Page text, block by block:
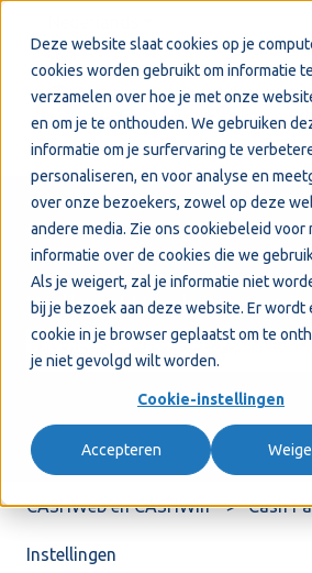
Deze website slaat cookies op je
cookies worden gebruikt om informatie te
verzamelen over hoe je met onze
en om je te onthouden. We gebruiken
informatie om je surfervaring te
personaliseren, en voor analyse en
over onze bezoekers, zowel op deze
andere media. Zie ons cookiebeleid voor
informatie over de cookies die we
Als je weigert, zal je informatie niet
bij je bezoek aan deze website. Er wordt
cookie in je browser geplaatst om te
je niet gevolgd wilt worden.
Cookie-instellingen
Accepteren
Welkom! Hoe kunnen
CASHWeb en CASHWin Cash
Instellingen